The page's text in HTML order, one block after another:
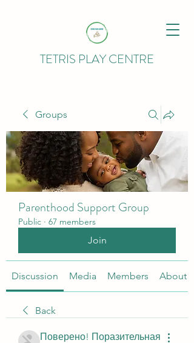
TETRIS PLAY CENTRE
Groups
Parenthood Support Group
Public · 67 members
Join
Discussion Media Members About
Back
Поверено! Поразительная